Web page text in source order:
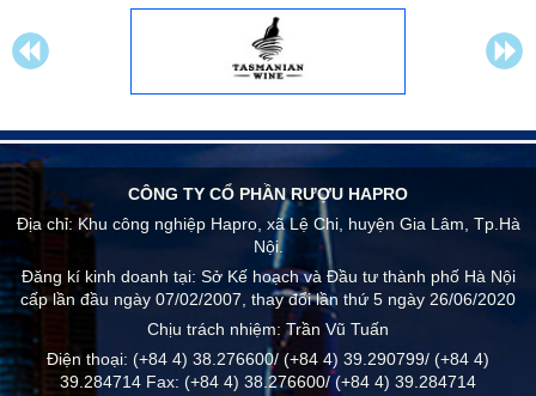
CÔNG TY CỔ PHẦN RƯỢU HAPRO
Địa chỉ:Khu công nghiệp Hapro, xã Lệ Chi, huyện Gia Lâm, Tp.Hà
Nội.
Đăng kí kinh doanh tại: Sở Kế hoạch và Đầu tư thành phố Hà Nội
cấp lần đầu ngày 07/02/2007, thay đổi lần thứ 5 ngày 26/06/2020
Chịu trách nhiệm:Trần Vũ Tuấn
Điện thoại: (+84 4) 38.276600/ (+84 4) 39.290799/ (+84 4)
39.284714 Fax: (+84 4) 38.276600/ (+84 4) 39.284714